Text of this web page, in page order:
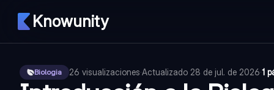
Knowunity
Biologia 26 visualizaciones·Actualizado 28 de jul. de 2026·1